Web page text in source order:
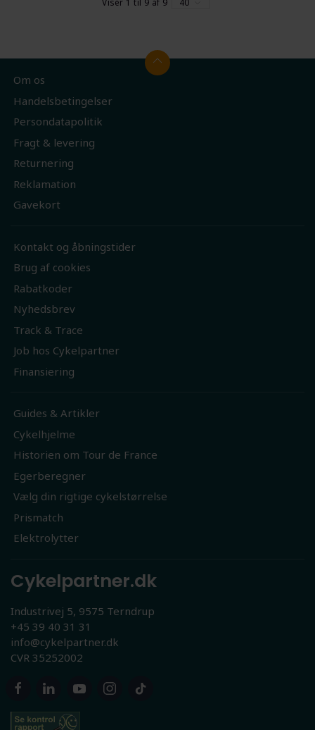
Viser 1 til 9 af 9 40
Om os
Handelsbetingelser
Persondatapolitik
Fragt & levering
Returnering
Reklamation
Gavekort
Kontakt og åbningstider
Brug af cookies
Rabatkoder
Nyhedsbrev
Track & Trace
Job hos Cykelpartner
Finansiering
Guides & Artikler
Cykelhjelme
Historien om Tour de France
Egerberegner
Vælg din rigtige cykelstørrelse
Prismatch
Elektrolytter
Cykelpartner.dk
Industrivej 5, 9575 Terndrup
+45 39 40 31 31
info@cykelpartner.dk
CVR 35252002